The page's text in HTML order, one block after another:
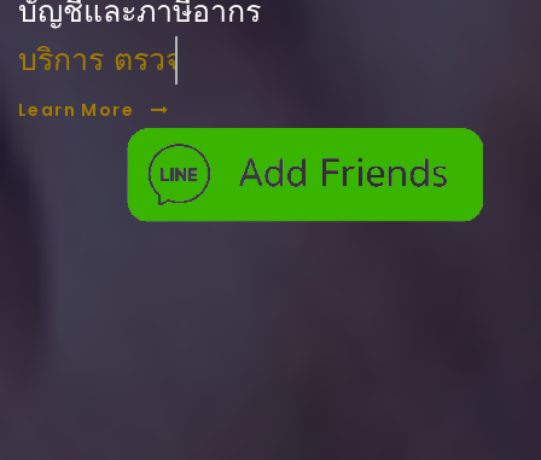
บัญชีและภาษีอากร
บริการ ตรวจสอบบัญชี
Learn More